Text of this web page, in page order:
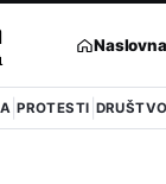
Naslovna
PROTESTI DRUŠTVO